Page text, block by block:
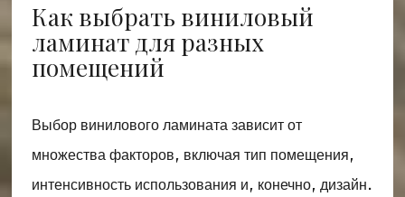
Как выбрать виниловый
ламинат для разных
помещений
Выбор винилового ламината зависит от
множества факторов, включая тип помещения,
интенсивность использования и, конечно, дизайн.